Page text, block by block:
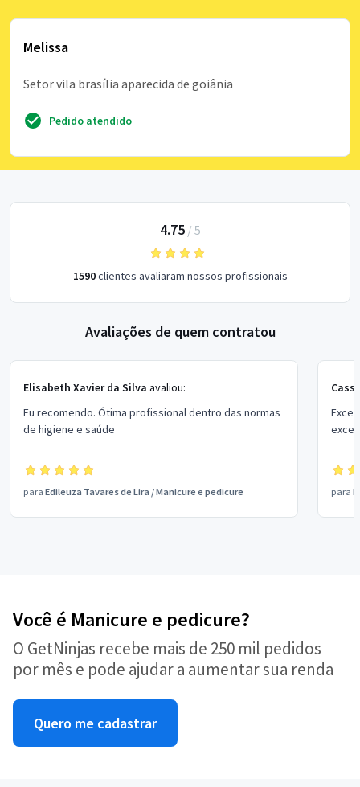
Melissa
Setor vila brasília aparecida de goiânia
Pedido atendido
4.75/ 5
1590clientes avaliaram nossos profissionais
Avaliações de quem contratou
Elisabeth Xavier da Silva avaliou:
Eu recomendo. Ótima profissional dentro das normas
de higiene e saúde
para Edileuza Tavares de Lira /Manicure e pedicure para
Você é Manicure e pedicure?
O GetNinjas recebe mais de 250 mil pedidos
por mês e pode ajudar a aumentar sua renda
Quero me cadastrar